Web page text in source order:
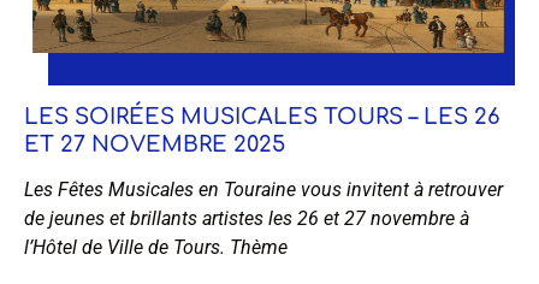
LES SOIRÉES MUSICALES TOURS – LES 26
ET 27 NOVEMBRE 2025
Les Fêtes Musicales en Touraine vous invitent à retrouver
de jeunes et brillants artistes les 26 et 27 novembre à
l’Hôtel de Ville de Tours. Thème